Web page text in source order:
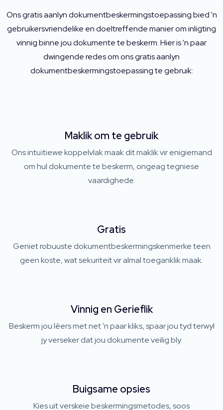
Ons gratis aanlyn dokumentbeskermingstoepassing bied 'n
gebruikersvriendelike en doeltreffende manier om inligting
vinnig binne jou dokumente te beskerm. Hier is 'n paar
dwingende redes om ons gratis aanlyn
dokumentbeskermingstoepassing te gebruik:
Maklik om te gebruik
Ons intuïtiewe koppelvlak maak dit maklik vir enigiemand
om hul dokumente te beskerm, ongeag tegniese
vaardighede.
Gratis
Geniet robuuste dokumentbeskermingskenmerke teen
geen koste, wat sekuriteit vir almal toeganklik maak.
Vinnig en Gerieflik
Beskerm jou lêers met net 'n paar kliks, spaar jou tyd terwyl
jy verseker dat jou dokumente veilig bly.
Buigsame opsies
Kies uit verskeie beskermingsmetodes, soos